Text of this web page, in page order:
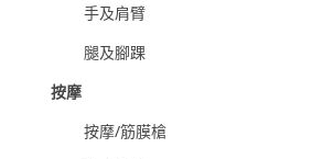
手及肩臂
腿及腳踝
按摩
按摩/筋膜槍